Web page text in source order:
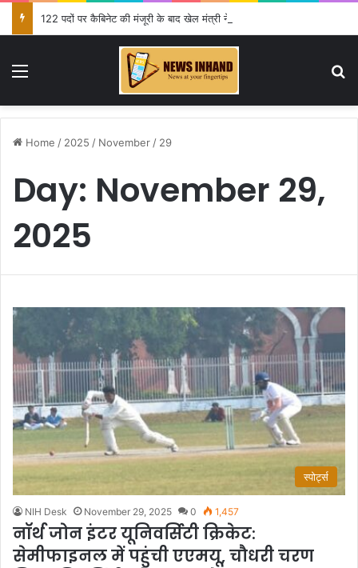
122 पदों पर कैबिनेट की मंजूरी के बाद खेल मंत्री ने दी जानकारी
Menu
Home / 2025 / November / 29
Day: November 29,
2025
स्पोर्ट्स
NIH Desk November 29, 2025 0 1,457
नॉर्थ जोन इंटर यूनिवर्सिटी क्रिकेट:
सेमीफाइनल में पहुंची एएमयू, चौधरी चरण